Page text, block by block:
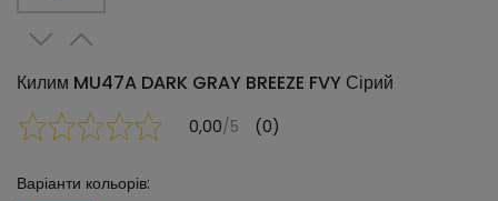
Килим MU47A DARK GRAY BREEZE FVY Сірий
0,00/5 (0)
Варіанти кольорів: